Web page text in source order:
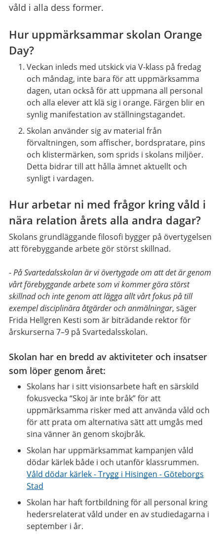
våld i alla dess former.
Hur uppmärksammar skolan Orange
Day?
Veckan inleds med utskick via V-klass på fredag
och måndag, inte bara för att uppmärksamma
dagen, utan också för att uppmana all personal
och alla elever att klä sig i orange. Färgen blir en
synlig manifestation av ställningstagandet.
Skolan använder sig av material från
förvaltningen, som affischer, bordspratare, pins
och klistermärken, som sprids i skolans miljöer.
Detta bidrar till att hålla ämnet aktuellt och
synligt i vardagen.
Hur arbetar ni med frågor kring våld i
nära relation årets alla andra dagar?
Skolans grundläggande filosofi bygger på övertygelsen
att förebyggande arbete gör störst skillnad.
-På Svartedalsskolan är vi övertygade om att det är genom
vårt förebyggande arbete som vi kommer göra störst
skillnad och inte genom att lägga allt vårt fokus på till
exempel disciplinära åtgärder och anmälningar, säger
Frida Hellgren Kesti som är biträdande rektor för
årskurserna 7–9 på Svartedalsskolan.
Skolan har en bredd av aktiviteter och insatser
som löper genom året:
Skolans har i sitt visionsarbete haft en särskild
fokusvecka “Skoj är inte bråk” för att
uppmärksamma risker med att använda våld och
för att prata om alternativa sätt att umgås med
sina vänner än genom skojbråk.
Skolan har uppmärksammat kampanjen våld
dödar kärlek både i och utanför klassrummen.
Våld dödar kärlek - Trygg i Hisingen - Göteborgs
Stad
Skolan har haft fortbildning för all personal kring
hedersrelaterat våld under en av studiedagarna i
september i år.